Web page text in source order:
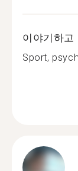
이야기하고
Sport,